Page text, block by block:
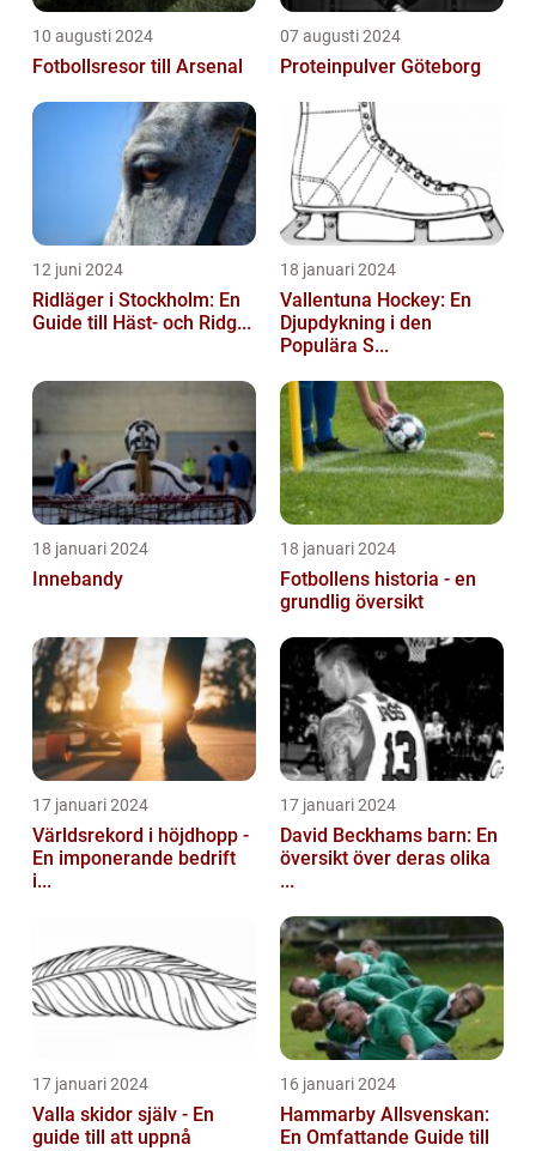
10 augusti 2024
Fotbollsresor till Arsenal
07 augusti 2024
Proteinpulver Göteborg
12 juni 2024
Ridläger i Stockholm: En
Guide till Häst- och Ridg...
18 januari 2024
Vallentuna Hockey: En
Djupdykning i den
Populära S...
18 januari 2024
Innebandy
18 januari 2024
Fotbollens historia - en
grundlig översikt
17 januari 2024
Världsrekord i höjdhopp -
En imponerande bedrift
i...
17 januari 2024
David Beckhams barn: En
översikt över deras olika
...
17 januari 2024
Valla skidor själv - En
guide till att uppnå
16 januari 2024
Hammarby Allsvenskan:
En Omfattande Guide till